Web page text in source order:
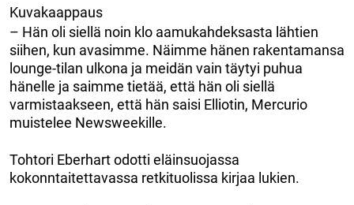
Kuvakaappaus
– Hän oli siellä noin klo aamukahdeksasta lähtien
siihen, kun avasimme. Näimme hänen rakentamansa
lounge-tilan ulkona ja meidän vain täytyi puhua
hänelle ja saimme tietää, että hän oli siellä
varmistaakseen, että hän saisi Elliotin, Mercurio
muistelee Newsweekille.
Tohtori Eberhart odotti eläinsuojassa
kokonntaitettavassa retkituolissa kirjaa lukien.